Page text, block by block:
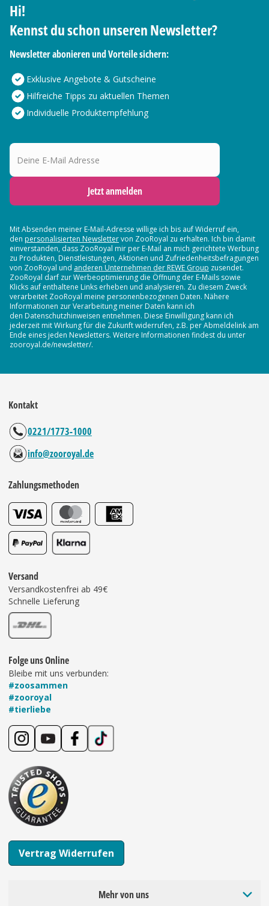
Hi!
Kennst du schon unseren Newsletter?
Newsletter abonieren und Vorteile sichern:
Exklusive Angebote & Gutscheine
Hilfreiche Tipps zu aktuellen Themen
Individuelle Produktempfehlung
Deine E-Mail Adresse
Jetzt anmelden
Mit Absenden meiner E-Mail-Adresse willige ich bis auf Widerruf ein,
den personalisierten Newslettervon ZooRoyal zu erhalten. Ich bin damit
einverstanden, dass ZooRoyal mir per E-Mail an mich gerichtete Werbung
zu Produkten, Dienstleistungen, Aktionen und Zufriedenheitsbefragungen
von ZooRoyal und anderen Unternehmen der REWE Group zusendet.
ZooRoyal darf zur Werbeoptimierung die Öffnung der E-Mails sowie
Klicks auf enthaltene Links erheben und analysieren. Zu diesem Zweck
verarbeitet ZooRoyal meine personenbezogenen Daten. Nähere
Informationen zur Verarbeitung meiner Daten kann ich
den Datenschutzhinweisen entnehmen. Diese Einwilligung kann ich
jederzeit mit Wirkung für die Zukunft widerrufen, z.B. per Abmeldelink am
Ende eines jeden Newsletters. Weitere Informationen findest du unter
zooroyal.de/newsletter/.
Kontakt
0221/1773-1000
info@zooroyal.de
Zahlungsmethoden
Versand
Versandkostenfrei ab 49€
Schnelle Lieferung
Folge uns Online
Bleibe mit uns verbunden:
#zoosammen
#zooroyal
#tierliebe
Vertrag Widerrufen
Mehr von uns